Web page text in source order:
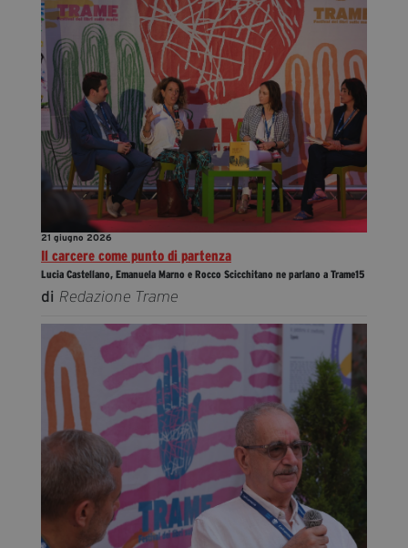
21 giugno 2026
Il carcere come punto di partenza
Lucia Castellano, Emanuela Marno e Rocco Scicchitano ne parlano a Trame15
di Redazione Trame